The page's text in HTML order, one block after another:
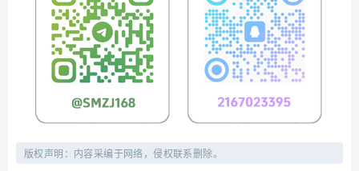
版权声明：内容采编于网络，侵权联系删除。